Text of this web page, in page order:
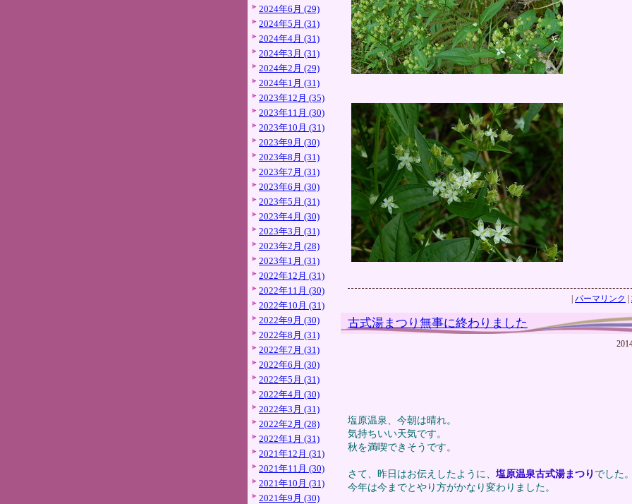
2024年6月 (29)
2024年5月 (31)
2024年4月 (31)
2024年3月 (31)
2024年2月 (29)
2024年1月 (31)
2023年12月 (35)
2023年11月 (30)
2023年10月 (31)
2023年9月 (30)
2023年8月 (31)
2023年7月 (31)
2023年6月 (30)
2023年5月 (31)
2023年4月 (30)
2023年3月 (31)
2023年2月 (28)
2023年1月 (31)
2022年12月 (31)
2022年11月 (30)
2022年10月 (31)
2022年9月 (30)
2022年8月 (31)
2022年7月 (31)
2022年6月 (30)
2022年5月 (31)
2022年4月 (30)
2022年3月 (31)
2022年2月 (28)
2022年1月 (31)
2021年12月 (31)
2021年11月 (30)
2021年10月 (31)
2021年9月 (30)
| パーマリンク |
古式湯まつり無事に終わりました
塩原温泉、今朝は晴れ。
気持ちいい天気です。
秋を満喫できそうです。
さて、昨日はお伝えしたように、 塩原温泉古式湯まつり でした。
今年は今までとやり方がかなり変わりました。